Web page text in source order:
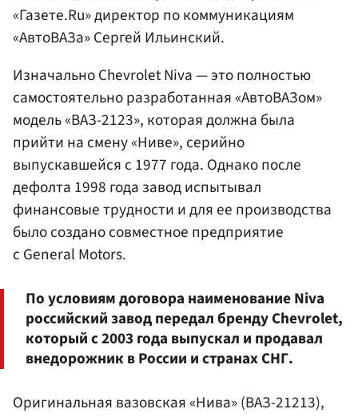
«Газете.Ru» директор по коммуникациям
«АвтоВАЗа» Сергей Ильинский.
Изначально Chevrolet Niva — это полностью
самостоятельно разработанная «АвтоВАЗом»
модель «ВАЗ-2123», которая должна была
прийти на смену «Ниве», серийно
выпускавшейся с 1977 года. Однако после
дефолта 1998 года завод испытывал
финансовые трудности и для ее производства
было создано совместное предприятие
с General Motors.
По условиям договора наименование Niva
российский завод передал бренду Chevrolet,
который с 2003 года выпускал и продавал
внедорожник в России и странах СНГ.
Оригинальная вазовская «Нива» (ВАЗ-21213),